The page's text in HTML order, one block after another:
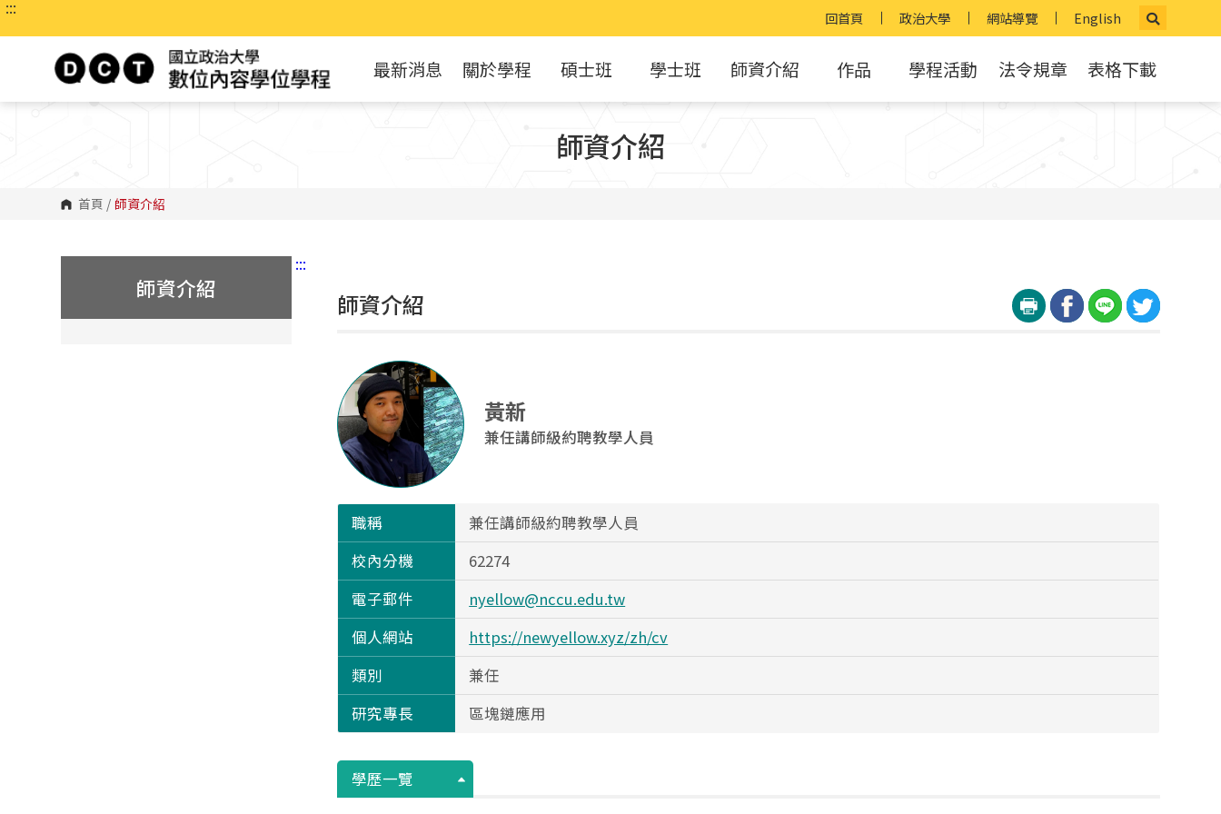
跳
主
區
::: 回首頁 政治大學 網站導覽 English
最新消息 關於學程 碩士班 學士班 師資介紹 作品 學程活動 法令規章 表格下載
師資介紹
首頁 / 師資介紹
師資介紹
:::
師資介紹
黃新
兼任講師級約聘教學人員
職稱
兼任講師級約聘教學人員
校內分機
62274
電子郵件
nyellow@nccu.edu.tw
個人網站
https://newyellow.xyz/zh/cv
類別
兼任
研究專長
區塊鏈應用
學歷一覽